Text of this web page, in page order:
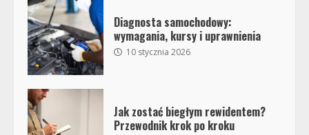
Diagnosta samochodowy:
wymagania, kursy i uprawnienia
10 stycznia 2026
Jak zostać biegłym rewidentem?
Przewodnik krok po kroku